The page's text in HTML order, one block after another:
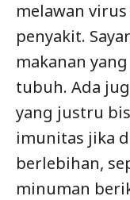
melawan
penyakit.
makanan
tubuh. Ada
yang justru
imunitas jika
berlebihan,
minuman